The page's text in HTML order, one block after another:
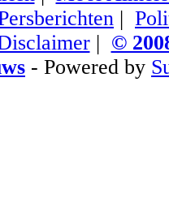
|
| ©
- Powered by